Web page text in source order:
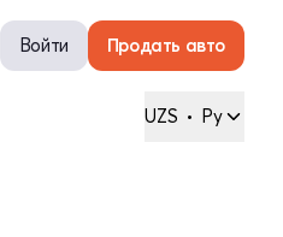
Войти Продать авто
UZS • Ру